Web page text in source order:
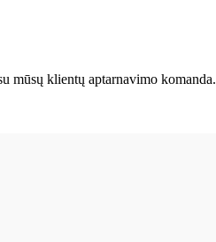
mūsų klientų aptarnavimo komanda.